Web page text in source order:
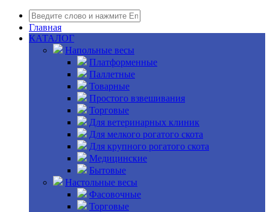
Главная
КАТАЛОГ
Напольные весы
Платформенные
Паллетные
Товарные
Простого взвешивания
Торговые
Для ветеринарных клиник
Для мелкого рогатого скота
Для крупного рогатого скота
Медицинские
Бытовые
Настольные весы
Фасовочные
Торговые